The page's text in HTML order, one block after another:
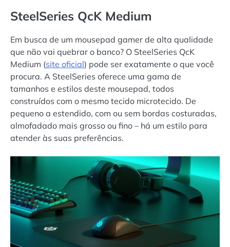
SteelSeries QcK Medium
Em busca de um mousepad gamer de alta qualidade
que não vai quebrar o banco? O SteelSeries QcK
Medium (site oficial) pode ser exatamente o que você
procura. A SteelSeries oferece uma gama de
tamanhos e estilos deste mousepad, todos
construídos com o mesmo tecido microtecido. De
pequeno a estendido, com ou sem bordas costuradas,
almofadado mais grosso ou fino – há um estilo para
atender às suas preferências.